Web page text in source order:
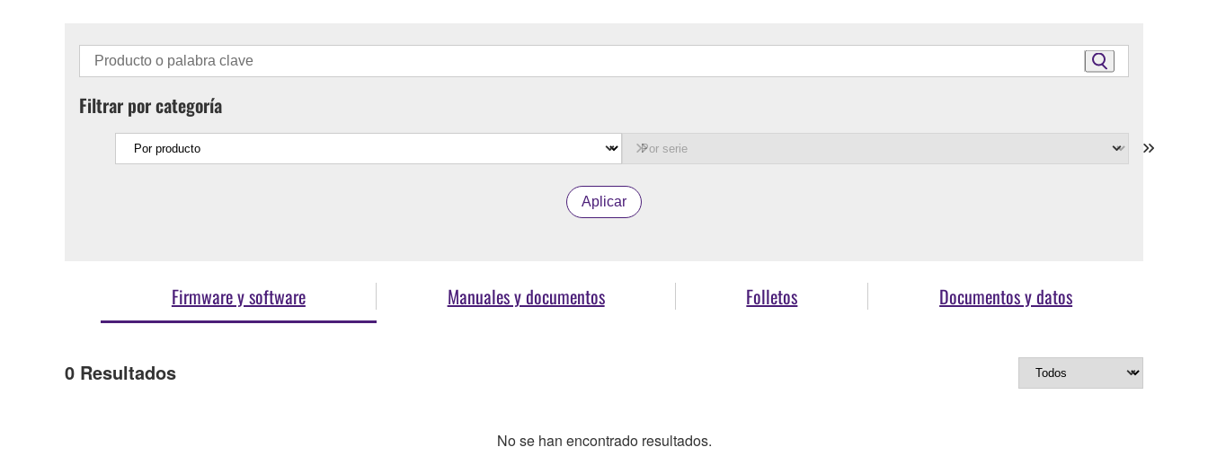
Filtrar por categoría
Aplicar
Firmware y software Manuales y documentos Folletos Documentos y datos
0 Resultados
No se han encontrado resultados.